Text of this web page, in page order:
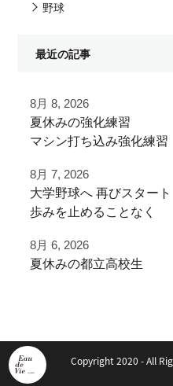
野球
最近の記事
8月 8, 2026
夏休みの強化練習
マシン打ち込み強化練習
チーム練習が終わったあ
追加で特訓！
ありがとうございました
#室内練習場
#リール
8月 7, 2026
大学野球へ⁡ 再びスタート
⁡⁡歩みを止めることなく⁡
⁡頑張って
少年野球の父 少年野球
アーチスト ホームラン
⁡バズれ リール リール動画⁡
8月 6, 2026
夏休みの都立高校生
ご利用ありがとうござい
Copyright 2020 - All